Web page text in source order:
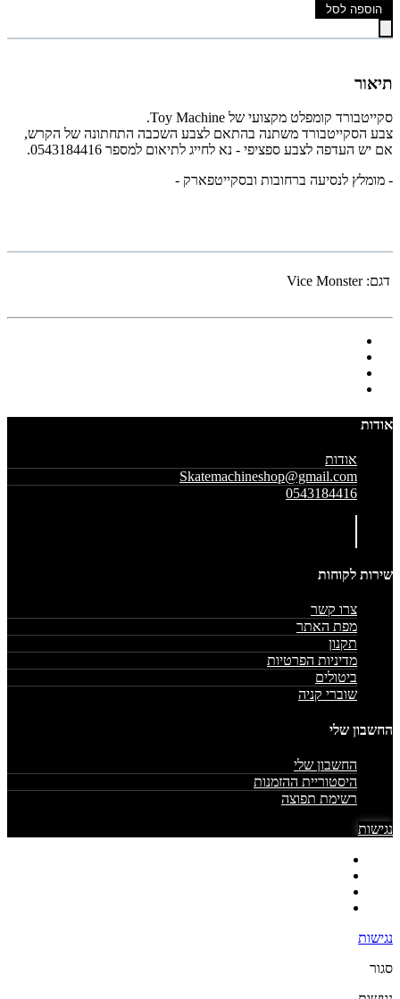
הוספה לסל
תיאור
סקייטבורד קומפלט מקצועי של Toy Machine.
צבע הסקייטבורד משתנה בהתאם לצבע השכבה התחתונה של הקרש,
אם יש העדפה לצבע ספציפי - נא לחייג לתיאום למספר 0543184416.
- מומלץ לנסיעה ברחובות ובסקייטפארק -
דגם: Vice Monster
אודות
אודות
Skatemachineshop@gmail.com
0543184416
שירות לקוחות
צרו קשר
מפת האתר
תקנון
מדיניות הפרטיות
ביטולים
שוברי קניה
החשבון שלי
החשבון שלי
היסטוריית ההזמנות
רשימת תפוצה
נגישות
נגישות
סגור